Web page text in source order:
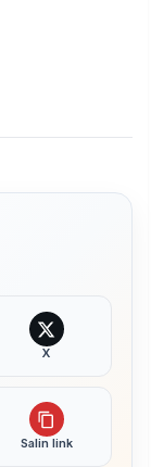
X
Salin link